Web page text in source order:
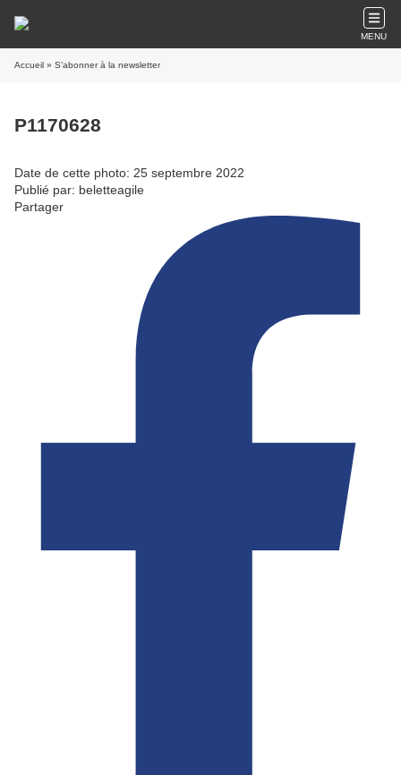
MENU
Accueil » S'abonner à la newsletter
P1170628
Date de cette photo: 25 septembre 2022
Publié par: beletteagile
Partager